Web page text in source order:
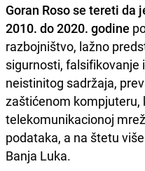
Goran Roso se tereti da
2010. do 2020. godine
razbojništvo, lažno
sigurnosti, falsifikovanje
neistinitog sadržaja,
zaštićenom kompjuteru,
telekomunikacionoj
podataka, a na štetu
Banja Luka.